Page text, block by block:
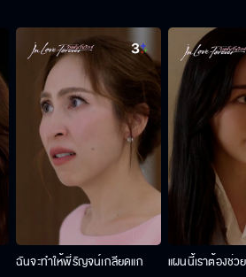
ฉันจะทำให้พี่รัญจน์เกลียดแก แผนนี้เราต้องช่ว